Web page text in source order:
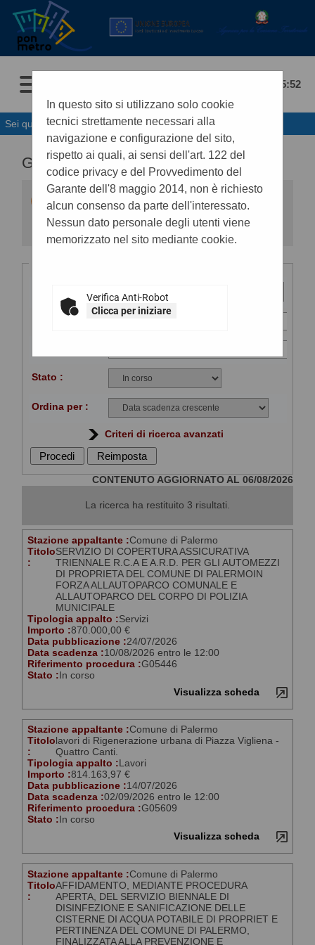
08/08/2026 15:52
Sei qui: Home
In questo sito si utilizzano solo cookie
tecnici strettamente necessari alla
navigazione e configurazione del sito,
rispetto ai quali, ai sensi dell'art. 122 del
codice privacy e del Provvedimento del
Garante dell'8 maggio 2014, non è richiesto
alcun consenso da parte dell'interessato.
Nessun dato personale degli utenti viene
memorizzato nel sito mediante cookie.
Verifica Anti-Robot
Clicca per iniziare
GARE E PROCEDURE
All'interno di questa sezione è possibile
consultare i bandi di gara secondo i tempi
previsti dalla normativa dei contratti.
I dati di dettaglio delle procedure pubbliche
sono consultabili selezionando il collegamento
appaltante :
Stato :
Ordina per :
Criteri di ricerca avanzati
CONTENUTO AGGIORNATO AL 06/08/2026
La ricerca ha restituito 3 risultati.
Stazione appaltante :Comune di Palermo
Titolo
:
SERVIZIO DI COPERTURA ASSICURATIVA
TRIENNALE R.C.A E A.R.D. PER GLI AUTOMEZZI
DI PROPRIETA DEL COMUNE DI PALERMOIN
FORZA ALLAUTOPARCO COMUNALE E
ALLAUTOPARCO DEL CORPO DI POLIZIA
MUNICIPALE
Tipologia appalto :Servizi
Importo :870.000,00 €
Data pubblicazione :24/07/2026
Data scadenza :10/08/2026 entro le 12:00
Riferimento procedura :G05446
Stato : In corso
Visualizza scheda
Stazione appaltante :Comune di Palermo
Titolo
:
lavori di Rigenerazione urbana di Piazza Vigliena -
Quattro Canti.
Tipologia appalto : Lavori
Importo :814.163,97 €
Data pubblicazione :14/07/2026
Data scadenza :02/09/2026 entro le 12:00
Riferimento procedura :G05609
Stato : In corso
Visualizza scheda
Stazione appaltante :Comune di Palermo
Titolo
:
AFFIDAMENTO, MEDIANTE PROCEDURA
APERTA, DEL SERVIZIO BIENNALE DI
DISINFEZIONE E SANIFICAZIONE DELLE
CISTERNE DI ACQUA POTABILE DI PROPRIET E
PERTINENZA DEL COMUNE DI PALERMO,
FINALIZZATA ALLA PREVENZIONE E